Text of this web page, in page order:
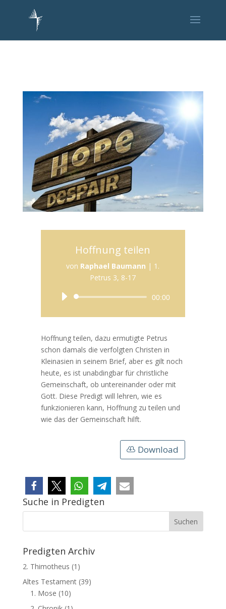
Hoffnung teilen
von Raphael Baumann | 1.
Petrus 3, 8-17
Audio-
00:00
Hoffnung teilen, dazu ermutigte Petrus
schon damals die verfolgten Christen in
Kleinasien in seinem Brief, aber es gilt noch
heute, es ist unabdingbar für christliche
Gemeinschaft, ob untereinander oder mit
Gott. Diese Predigt will lehren, wie es
funkzionieren kann, Hoffnung zu teilen und
wie das der Gemeinschaft hilft.
Download
Suche in Predigten
Predigten Archiv
2. Thimotheus (1)
Altes Testament(39)
1. Mose (10)